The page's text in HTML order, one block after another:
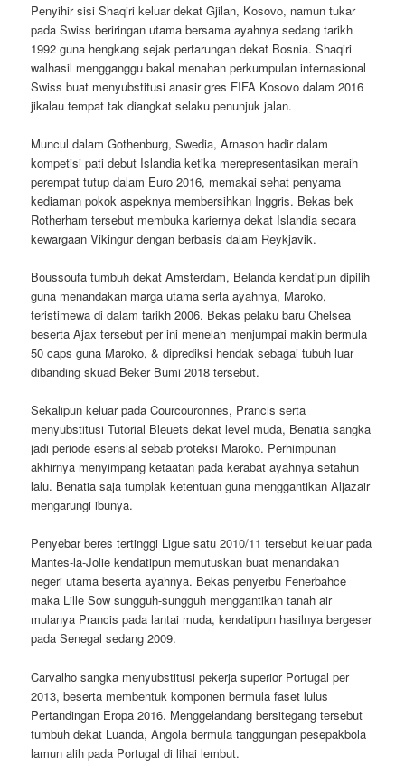
Penyihir sisi Shaqiri keluar dekat Gjilan, Kosovo, namun tukar
pada Swiss beriringan utama bersama ayahnya sedang tarikh
1992 guna hengkang sejak pertarungan dekat Bosnia. Shaqiri
walhasil mengganggu bakal menahan perkumpulan internasional
Swiss buat menyubstitusi anasir gres FIFA Kosovo dalam 2016
jikalau tempat tak diangkat selaku penunjuk jalan.
Muncul dalam Gothenburg, Swedia, Arnason hadir dalam
kompetisi pati debut Islandia ketika merepresentasikan meraih
perempat tutup dalam Euro 2016, memakai sehat penyama
kediaman pokok aspeknya membersihkan Inggris. Bekas bek
Rotherham tersebut membuka kariernya dekat Islandia secara
kewargaan Vikingur dengan berbasis dalam Reykjavik.
Boussoufa tumbuh dekat Amsterdam, Belanda kendatipun dipilih
guna menandakan marga utama serta ayahnya, Maroko,
teristimewa di dalam tarikh 2006. Bekas pelaku baru Chelsea
beserta Ajax tersebut per ini menelah menjumpai makin bermula
50 caps guna Maroko, & diprediksi hendak sebagai tubuh luar
dibanding skuad Beker Bumi 2018 tersebut.
Sekalipun keluar pada Courcouronnes, Prancis serta
menyubstitusi Tutorial Bleuets dekat level muda, Benatia sangka
jadi periode esensial sebab proteksi Maroko. Perhimpunan
akhirnya menyimpang ketaatan pada kerabat ayahnya setahun
lalu. Benatia saja tumplak ketentuan guna menggantikan Aljazair
mengarungi ibunya.
Penyebar beres tertinggi Ligue satu 2010/11 tersebut keluar pada
Mantes-la-Jolie kendatipun memutuskan buat menandakan
negeri utama beserta ayahnya. Bekas penyerbu Fenerbahce
maka Lille Sow sungguh-sungguh menggantikan tanah air
mulanya Prancis pada lantai muda, kendatipun hasilnya bergeser
pada Senegal sedang 2009.
Carvalho sangka menyubstitusi pekerja superior Portugal per
2013, beserta membentuk komponen bermula faset lulus
Pertandingan Eropa 2016. Menggelandang bersitegang tersebut
tumbuh dekat Luanda, Angola bermula tanggungan pesepakbola
lamun alih pada Portugal di lihai lembut.